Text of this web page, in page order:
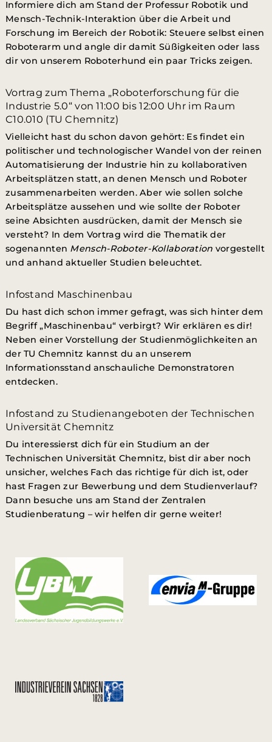
Informiere dich am Stand der Professur Robotik und
Mensch-Technik-Interaktion über die Arbeit und
Forschung im Bereich der Robotik: Steuere selbst einen
Roboterarm und angle dir damit Süßigkeiten oder lass
dir von unserem Roboterhund ein paar Tricks zeigen.
Vortrag zum Thema „Roboterforschung für die
Industrie 5.0“ von 11:00 bis 12:00 Uhr im Raum
C10.010 (TU Chemnitz)
Vielleicht hast du schon davon gehört: Es findet ein
politischer und technologischer Wandel von der reinen
Automatisierung der Industrie hin zu kollaborativen
Arbeitsplätzen statt, an denen Mensch und Roboter
zusammenarbeiten werden. Aber wie sollen solche
Arbeitsplätze aussehen und wie sollte der Roboter
seine Absichten ausdrücken, damit der Mensch sie
versteht? In dem Vortrag wird die Thematik der
sogenannten Mensch-Roboter-Kollaboration vorgestellt
und anhand aktueller Studien beleuchtet.
Infostand Maschinenbau
Du hast dich schon immer gefragt, was sich hinter dem
Begriff „Maschinenbau“ verbirgt? Wir erklären es dir!
Neben einer Vorstellung der Studienmöglichkeiten an
der TU Chemnitz kannst du an unserem
Informationsstand anschauliche Demonstratoren
entdecken.
Infostand zu Studienangeboten der Technischen
Universität Chemnitz
Du interessierst dich für ein Studium an der
Technischen Universität Chemnitz, bist dir aber noch
unsicher, welches Fach das richtige für dich ist, oder
hast Fragen zur Bewerbung und dem Studienverlauf?
Dann besuche uns am Stand der Zentralen
Studienberatung – wir helfen dir gerne weiter!